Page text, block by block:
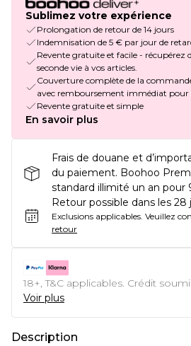
Sublimez votre expérience
Prolongation de retour de 14 jours
Indemnisation de 5 € par jour de
Revente gratuite et facile - récupérez
seconde vie à vos articles.
Couverture complète de la
avec remboursement immédiat pour
Revente gratuite et simple
En savoir plus
Frais de douane et
du paiement. Boohoo
standard illimité un an pour
Retour possible dans les 28
Exclusions applicables. Veuillez
retour
18+, T&C applicables. Crédit
Voir plus
Description